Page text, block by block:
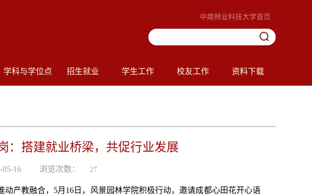
中南林业科技大学首页
学科与学位点 招生就业 学生工作 校友工作 资料下载
：搭建就业桥梁，共促行业发展
05-16 浏览次数： 27
产教融合， 5月16日，风景园林学院积极行动，邀请成都心田花开心语